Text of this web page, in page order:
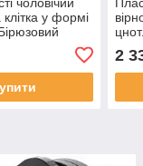
у формі
2